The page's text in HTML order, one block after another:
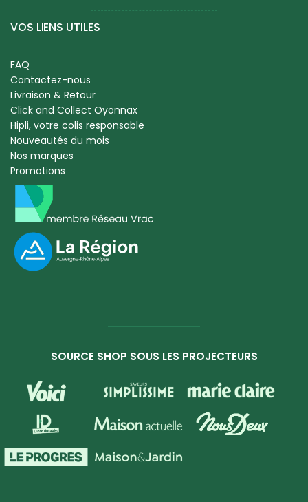
VOS LIENS UTILES
FAQ
Contactez-nous
Livraison & Retour
Click and Collect Oyonnax
Hipli, votre colis responsable
Nouveautés du mois
Nos marques
Promotions
SOURCE SHOP SOUS LES PROJECTEURS